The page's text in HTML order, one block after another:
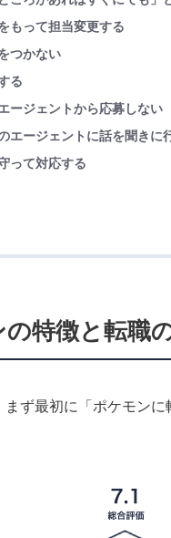
もって担当変更する
つかない
る
ージェントから応募しない
エージェントに話を聞きに
って対応する
特徴と転職
ず最初に「ポケモン